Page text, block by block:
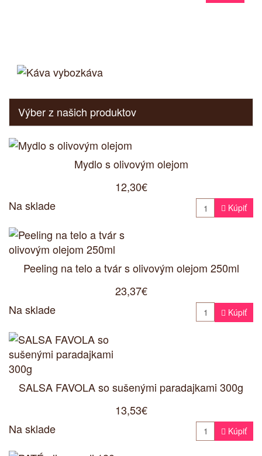
Výber z našich produktov
Mydlo s olivovým olejom
12,30€
Na sklade
 Kúpiť
Peeling na telo a tvár s olivovým olejom 250ml
23,37€
Na sklade
 Kúpiť
SALSA FAVOLA so sušenými paradajkami 300g
13,53€
Na sklade
 Kúpiť